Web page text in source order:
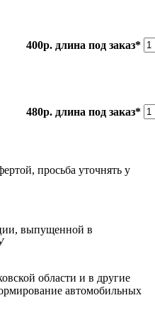
400р. длина под заказ*
480р. длина под заказ*
просьба уточнять у
выпущенной в
области и в другие
автомобильных